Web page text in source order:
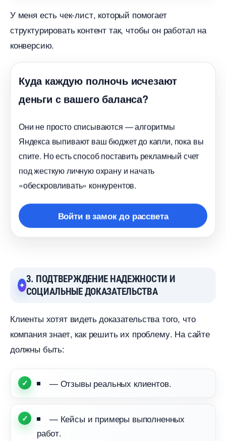
У меня есть чек-лист, который помогает
структурировать контент так, чтобы он работал на
конверсию.
Куда каждую полночь исчезают
деньги с вашего баланса?
Они не просто списываются — алгоритмы
Яндекса выпивают ваш бюджет до капли, пока вы
спите. Но есть способ поставить рекламный счет
под жесткую личную охрану и начать
«обескровливать» конкурентов.
ойти в замок до рассвета
3. ПОДТВЕРЖДЕНИЕ НАДЕЖНОСТИ И
СОЦИАЛЬНЫЕ ДОКАЗАТЕЛЬСТВА
Клиенты хотят видеть доказательства того, что
компания знает, как решить их проблему. На сайте
должны быть:
— Отзывы реальных клиентов.
— Кейсы и примеры выполненных
работ.